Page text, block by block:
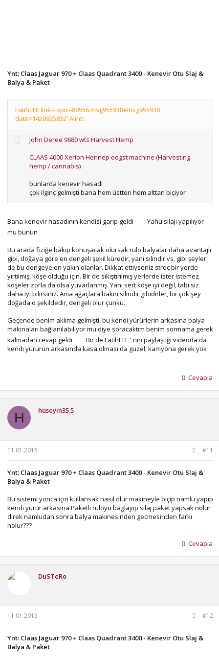
Ynt: Claas Jaguar 970 + Claas Quadrant 3400 - Kenevir Otu Slaj &
Balya & Paket
FatihEFE link=topic=80556.msg955938#msg955938
date=1420925832' Alıntı:
John Deree 9680 wts Harvest Hemp
CLAAS 4000 Xerion Hennep oogst machine (Harvesting
hemp / cannabis)
bunlarda kenevir hasadı
çok ilginç gelmişti bana hem üstten hem alttan biçiyor
Bana kenevir hasadının kendisi garip geldi
Yahu silajı yapılıyor
mu bunun
Bu arada fiziğe bakıp konuşacak olursak rulo balyalar daha avantajlı
gibi, doğaya göre en dengeli şekil küredir, yani silindir vs. gibi şeyler
de bu dengeye en yakın olanlar. Dikkat ettiyseniz streç bir yerde
yırtılmış, köşe olduğu için. Bir de sıkıştırılmış yerlerde ister istemez
köşeler zorla da olsa yuvarlanmış. Yani sert köşe iyi değil, tabi siz
daha iyi bilirsiniz. Ama ağaçlara bakın silindir gibidirler, bir çok şey
doğada o şekildedir, dengeli olur çünkü.
Geçende benim aklıma gelmişti, bu kendi yürürlerin arkasına balya
makinaları bağlanılabiliyor mu diye soracaktım benim sormama gerek
kalmadan cevap geldi
Bir de FatihEFE ' nin paylaştığı videoda da
kendi yürürün arkasında kasa olması da güzel, kamyona gerek yok
Cevapla
H hüseyin35.5
11.01.2015 #11
Ynt: Claas Jaguar 970 + Claas Quadrant 3400 - Kenevir Otu Slaj &
Balya & Paket
Bu sistemi yonca için kullansak nasıl olur makineyle biçip namlu yapıp
kendi yürür arkasina Paketli ruloyu baglayip silaj paket yapsak nolur
direk namludan sonra balya makinesinden gecmesinden farkı
nolur???
Cevapla
DuSTeRo
11.01.2015 #12
Ynt: Claas Jaguar 970 + Claas Quadrant 3400 - Kenevir Otu Slaj &
Balya & Paket